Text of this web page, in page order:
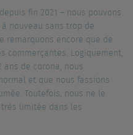
fin 2021 – nous pouvons
nouveau sans trop de
remarquons encore que de
commerçantes. Logiquement,
ans de corona, nous
et que nous fassions
Toutefois, nous ne le
limitée dans les